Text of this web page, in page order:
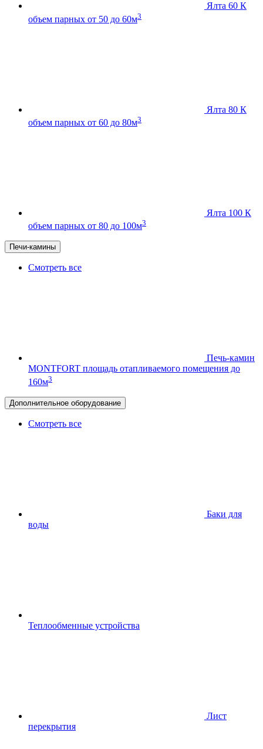
Ялта 60 К
объем парных от 50 до 60м3
Ялта 80 К
объем парных от 60 до 80м3
Ялта 100 К
объем парных от 80 до 100м3
Печи-камины
Смотреть все
Печь-камин
MONTFORT площадь отапливаемого помещения до
160м3
Дополнительное оборудование
Смотреть все
Баки для
воды
Теплообменные устройства
Лист
перекрытия